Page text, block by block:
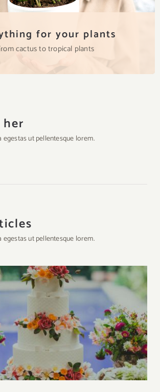
for your plants
cactus to tropical plants
ut pellentesque lorem.
ut pellentesque lorem.